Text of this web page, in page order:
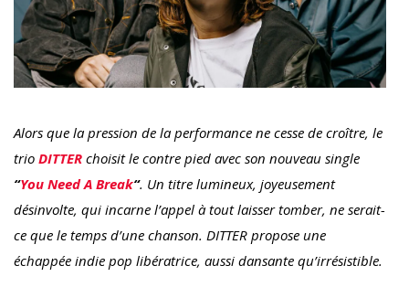
Alors que la pression de la performance ne cesse de croître, le
trio DITTER choisit le contre pied avec son nouveau single
“You Need A Break“. Un titre lumineux, joyeusement
désinvolte, qui incarne l’appel à tout laisser tomber, ne serait-
ce que le temps d’une chanson. DITTER propose une
échappée indie pop libératrice, aussi dansante qu’irrésistible.